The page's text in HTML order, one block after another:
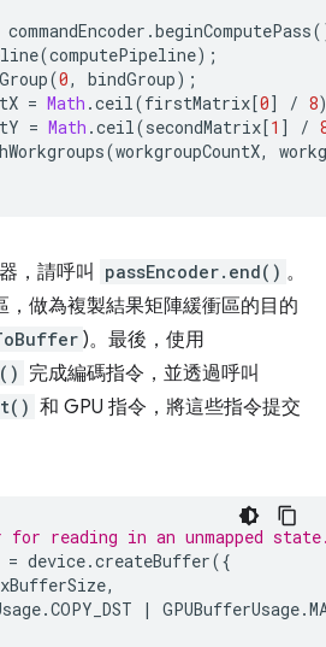
commandEncoder .beginComputePass
(computePipeline);
(0, bindGroup);
= Math .ceil(firstMatrix [0] / 8
= Math .ceil(secondMatrix [1 ] /
(workgroupCountX,
，請呼叫 passEncoder.end() 。
，做為複製結果矩陣緩衝區的目的
)。最後，使用
完成編碼指令，並透過呼叫
和 GPU 指令，將這些指令提交
for reading in an unmapped
= device.createBuffer({
,
.COPY_DST | GPUBufferUsage.